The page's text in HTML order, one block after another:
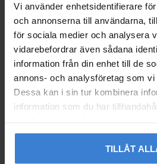
Vi använder enhetsidentifierare
och annonserna till användarna,
för sociala medier och analysera
vidarebefordrar även sådana
information från din enhet till de
annons- och analysföretag som vi
Dessa kan i sin tur kombinera
information som du har
TILLÅT
Väggarmatur Lot I svart
GU10 Westal
7393047285060
Gem som